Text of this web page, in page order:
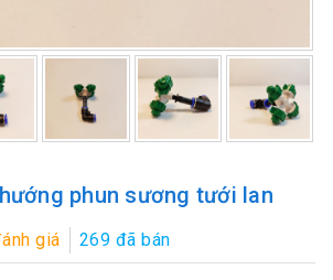
phun sương tưới lan
giá 269 đã bán